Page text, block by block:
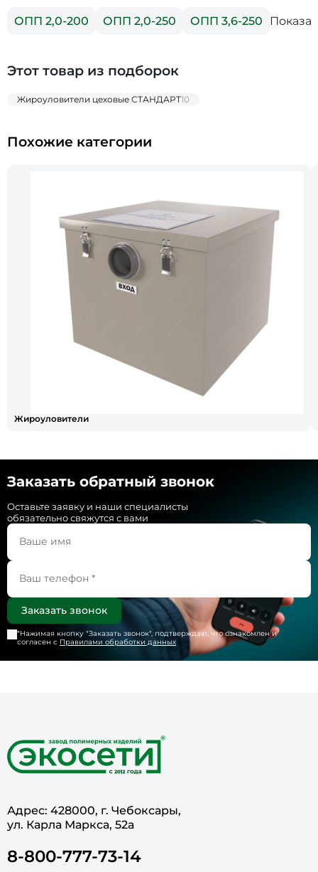
ОПП 2,0-200 ОПП 2,0-250 ОПП 3,6-250
Этот товар из подборок
Жироуловители цеховые СТАНДАРТ10
Похожие категории
Жироуловители
Заказать обратный звонок
Оставьте заявку и наши специалисты
обязательно свяжутся с вами
*Нажимая кнопку "Заказать звонок", подтверждаю, что ознакомлен и
согласен с Правилами обработки данных
Адрес: 428000, г. Чебоксары,
ул. Карла Маркса, 52а
8-800-777-73-14